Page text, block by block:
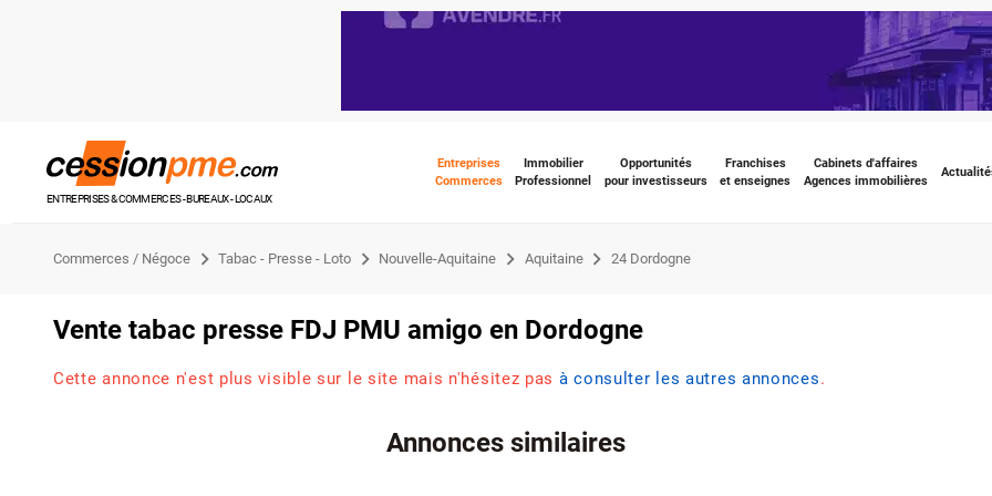
ENTREPRISES & COMMERCES - BUREAUX - LOCAUX
Entreprises
Commerces
Immobilier
Professionnel
Opportunités
pour investisseurs
Franchises
et enseignes
Cabinets d'affaires
Agences immobilières
Commerces / Négoce Tabac - Presse - Loto Nouvelle-Aquitaine Aquitaine 24 Dordogne
Vente tabac presse FDJ PMU amigo en Dordogne
Cette annonce n'est plus visible sur le site mais n'hésitez pas à consulter les autres annonces.
Annonces similaires